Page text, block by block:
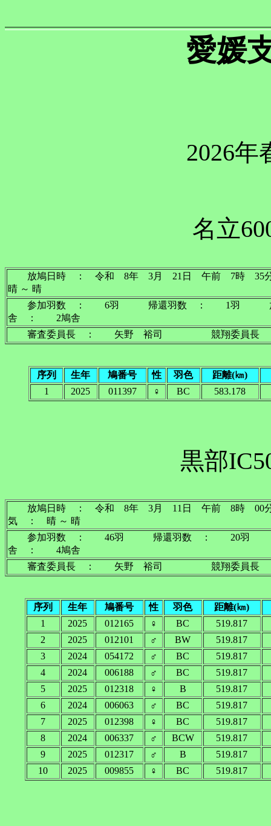
愛媛
2026年
名立
放鳩日時 ： 令和 8年 3月 21日 午前
晴 ～ 晴
参加羽数 ： 6羽 帰還羽数 ： 1羽 放鳩
舎 ： 2鳩舎
審査委員長 ： 矢野 裕司 競翔委員長
序列 生年 鳩番号 性 羽色
距離(㎞)
1
2025 011397 ♀ BC 583.178
黒部
放鳩日時 ： 令和 8年 3月 11日 午前 8
気 ： 晴 ～ 晴
参加羽数 ： 46羽 帰還羽数 ： 20羽 放
舎 ： 4鳩舎
審査委員長 ： 矢野 裕司 競翔委員長
序列 生年 鳩番号 性 羽色
距離(㎞)
1
2025 012165 ♀ BC
519.817
2
2025 012101 ♂ BW
519.817
3
2024 054172 ♂ BC
519.817
4
2024 006188 ♂ BC
519.817
5
2025 012318 ♀ B
519.817
6
2024 006063 ♂ BC
519.817
7
2025 012398 ♀ BC
519.817
8
2024 006337 ♂ BCW
519.817
9
2025 012317 ♂ B
519.817
10
2025 009855 ♀ BC 519.817